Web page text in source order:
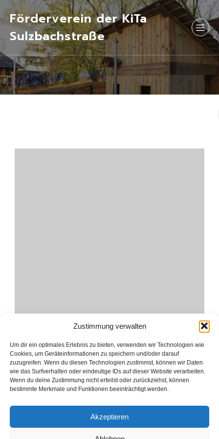
Zustimmung verwalten
Um dir ein optimales Erlebnis zu bieten, verwenden wir Technologien wie
Cookies, um Geräteinformationen zu speichern und/oder darauf
zuzugreifen. Wenn du diesen Technologien zustimmst, können wir Daten
wie das Surfverhalten oder eindeutige IDs auf dieser Website verarbeiten.
Wenn du deine Zustimmung nicht erteilst oder zurückziehst, können
bestimmte Merkmale und Funktionen beeinträchtigt werden.
Akzeptieren
Förderverein der KiTa
Sulzbachstraße
nächster Stammtisch am 11.4.2024
Unser nächster Förderverein-Stammtisch findet am
11.4.2024 statt (Datum geändert). Diese Info habt
ihr hoffentlich auch[…]
März 26, 2024